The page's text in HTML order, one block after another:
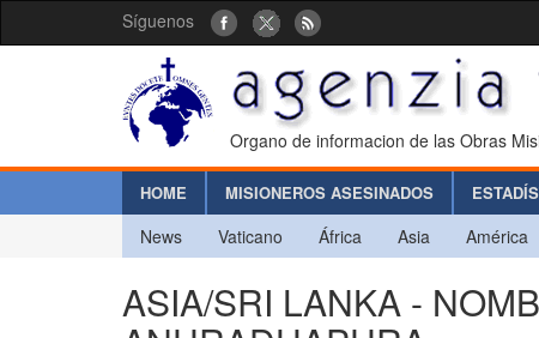
Síguenos
Organo de informacion de las Obras
HOME MISIONEROS ASESINADOS
News Vaticano África Asia América
ASIA/SRI LANKA -